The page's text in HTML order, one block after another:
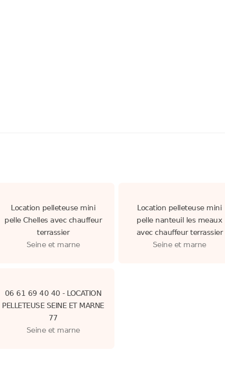
Location pelleteuse mini
pelle Chelles avec chauffeur
terrassier
Seine et marne
Location pelleteuse mini
pelle nanteuil les meaux
avec chauffeur terrassier
Seine et marne
06 61 69 40 40 - LOCATION
PELLETEUSE SEINE ET MARNE
77
Seine et marne